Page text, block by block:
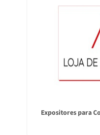
Expositores para